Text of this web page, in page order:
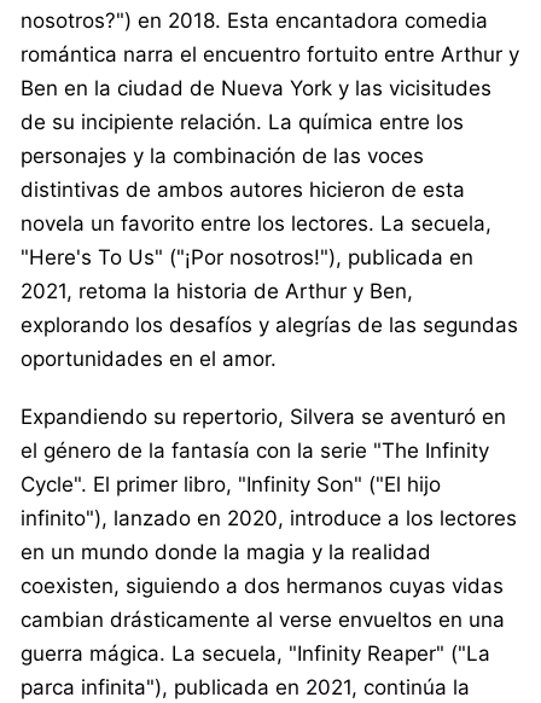
nosotros?") en 2018. Esta encantadora comedia
romántica narra el encuentro fortuito entre Arthur y
Ben en la ciudad de Nueva York y las vicisitudes
de su incipiente relación. La química entre los
personajes y la combinación de las voces
distintivas de ambos autores hicieron de esta
novela un favorito entre los lectores. La secuela,
"Here's To Us" ("¡Por nosotros!"), publicada en
2021, retoma la historia de Arthur y Ben,
explorando los desafíos y alegrías de las segundas
oportunidades en el amor.
Expandiendo su repertorio, Silvera se aventuró en
el género de la fantasía con la serie "The Infinity
Cycle". El primer libro, "Infinity Son" ("El hijo
infinito"), lanzado en 2020, introduce a los lectores
en un mundo donde la magia y la realidad
coexisten, siguiendo a dos hermanos cuyas vidas
cambian drásticamente al verse envueltos en una
guerra mágica. La secuela, "Infinity Reaper" ("La
parca infinita"), publicada en 2021, continúa la